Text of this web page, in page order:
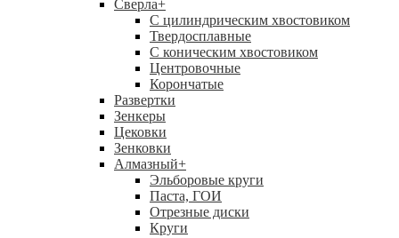
Сверла+
С цилиндрическим хвостовиком
Твердосплавные
С коническим хвостовиком
Центровочные
Корончатые
Развертки
Зенкеры
Цековки
Зенковки
Алмазный+
Эльборовые круги
Паста, ГОИ
Отрезные диски
Круги